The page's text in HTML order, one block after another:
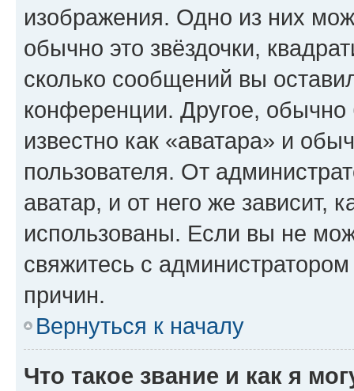
изображения. Одно из них
обычно это звёздочки,
сколько сообщений вы
конференции. Другое,
известно как «аватара» и
пользователя. От
аватар, и от него же зависит,
использованы. Если вы не
свяжитесь с
причин.
Вернуться к началу
Что такое звание и как я